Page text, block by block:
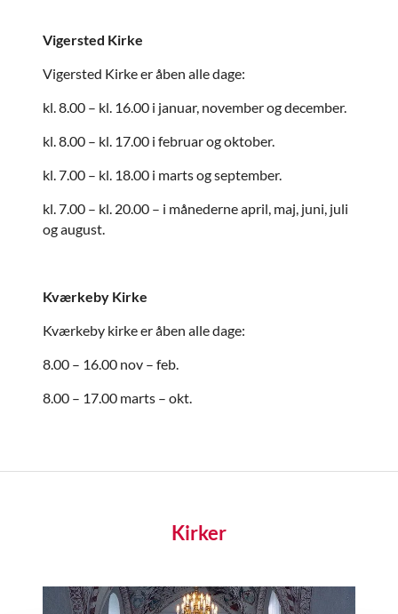
Vigersted Kirke
Vigersted Kirke er åben alle dage:
kl. 8.00 – kl. 16.00 i januar, november og december.
kl. 8.00 – kl. 17.00 i februar og oktober.
kl. 7.00 – kl. 18.00 i marts og september.
kl. 7.00 – kl. 20.00 – i månederne april, maj, juni, juli
og august.
Kværkeby Kirke
Kværkeby kirke er åben alle dage:
8.00 – 16.00 nov – feb.
8.00 – 17.00 marts – okt.
Kirker